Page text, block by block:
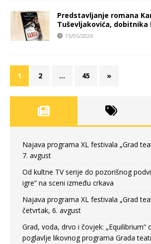
Predstavljanje romana
Tuševljakovića, dobitnika
15/05/2026
1 2 … 45 »
Najava programa XL festivala „Grad
7. avgust
Od kultne TV serije do pozorišnog
igre” na sceni između crkava
Najava programa XL festivala „Grad
četvrtak, 6. avgust
Grad, voda, drvo i čovjek: „Equilibrium“
poglavlje likovnog programa Grada